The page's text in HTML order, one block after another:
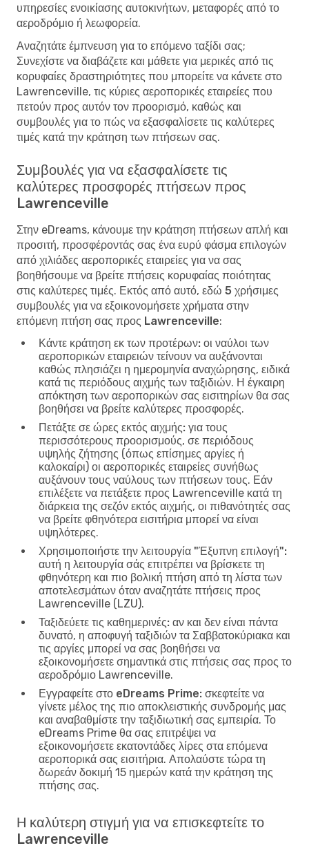
υπηρεσίες ενοικίασης αυτοκινήτων, μεταφορές από το
αεροδρόμιο ή λεωφορεία.
Αναζητάτε έμπνευση για το επόμενο ταξίδι σας;
Συνεχίστε να διαβάζετε και μάθετε για μερικές από τις
κορυφαίες δραστηριότητες που μπορείτε να κάνετε στο
Lawrenceville, τις κύριες αεροπορικές εταιρείες που
πετούν προς αυτόν τον προορισμό, καθώς και
συμβουλές για το πώς να εξασφαλίσετε τις καλύτερες
τιμές κατά την κράτηση των πτήσεων σας.
Συμβουλές για να εξασφαλίσετε τις
καλύτερες προσφορές πτήσεων προς
Lawrenceville
Στην eDreams, κάνουμε την κράτηση πτήσεων απλή και
προσιτή, προσφέροντάς σας ένα ευρύ φάσμα επιλογών
από χιλιάδες αεροπορικές εταιρείες για να σας
βοηθήσουμε να βρείτε πτήσεις κορυφαίας ποιότητας
στις καλύτερες τιμές. Εκτός από αυτό, εδώ 5 χρήσιμες
συμβουλές για να εξοικονομήσετε χρήματα στην
επόμενη πτήση σας προς Lawrenceville:
Κάντε κράτηση εκ των προτέρων: οι ναύλοι των
αεροπορικών εταιρειών τείνουν να αυξάνονται
καθώς πλησιάζει η ημερομηνία αναχώρησης, ειδικά
κατά τις περιόδους αιχμής των ταξιδιών. Η έγκαιρη
απόκτηση των αεροπορικών σας εισιτηρίων θα σας
βοηθήσει να βρείτε καλύτερες προσφορές.
Πετάξτε σε ώρες εκτός αιχμής: για τους
περισσότερους προορισμούς, σε περιόδους
υψηλής ζήτησης (όπως επίσημες αργίες ή
καλοκαίρι) οι αεροπορικές εταιρείες συνήθως
αυξάνουν τους ναύλους των πτήσεων τους. Εάν
επιλέξετε να πετάξετε προς Lawrenceville κατά τη
διάρκεια της σεζόν εκτός αιχμής, οι πιθανότητές σας
να βρείτε φθηνότερα εισιτήρια μπορεί να είναι
υψηλότερες.
Χρησιμοποιήστε την λειτουργία "Έξυπνη επιλογή":
αυτή η λειτουργία σάς επιτρέπει να βρίσκετε τη
φθηνότερη και πιο βολική πτήση από τη λίστα των
αποτελεσμάτων όταν αναζητάτε πτήσεις προς
Lawrenceville (LZU).
Ταξιδεύετε τις καθημερινές: αν και δεν είναι πάντα
δυνατό, η αποφυγή ταξιδιών τα Σαββατοκύριακα και
τις αργίες μπορεί να σας βοηθήσει να
εξοικονομήσετε σημαντικά στις πτήσεις σας προς το
αεροδρόμιο Lawrenceville.
Εγγραφείτε στο eDreams Prime: σκεφτείτε να
γίνετε μέλος της πιο αποκλειστικής συνδρομής μας
και αναβαθμίστε την ταξιδιωτική σας εμπειρία. Το
eDreams Prime θα σας επιτρέψει να
εξοικονομήσετε εκατοντάδες λίρες στα επόμενα
αεροπορικά σας εισιτήρια. Απολαύστε τώρα τη
δωρεάν δοκιμή 15 ημερών κατά την κράτηση της
πτήσης σας.
Η καλύτερη στιγμή για να επισκεφτείτε το
Lawrenceville